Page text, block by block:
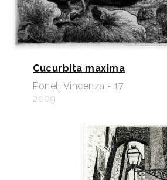
Cucurbita maxima
Poneti Vincenza - 17
2009